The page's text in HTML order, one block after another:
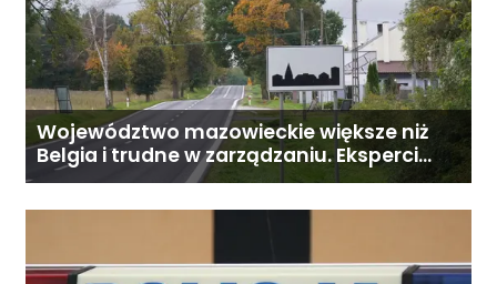
Województwo mazowieckie większe niż
Belgia i trudne w zarządzaniu. Eksperci
proponują podział centralnej Polski